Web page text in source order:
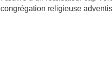
congrégation religieuse